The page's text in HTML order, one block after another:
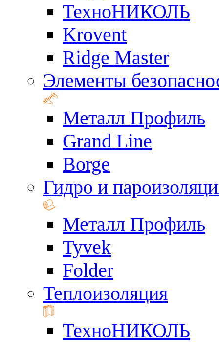
ТехноНИКОЛЬ
Krovent
Ridge Master
Элементы
Металл Профиль
Grand Line
Borge
Гидро и
Металл Профиль
Tyvek
Folder
Теплоизоляция
ТехноНИКОЛЬ